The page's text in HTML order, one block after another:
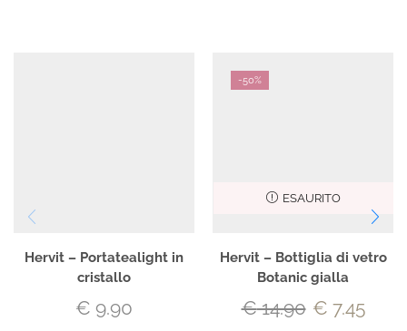
Hervit – Portatealight in
cristallo
€ 9.90
-50%
ESAURITO
Hervit – Bottiglia di vetro
Botanic gialla
€14.90 € 7.45